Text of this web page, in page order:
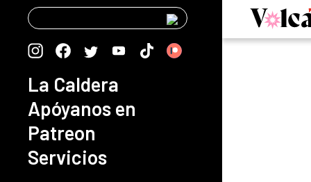
content
La Caldera
Apóyanos en
Patreon
Servicios